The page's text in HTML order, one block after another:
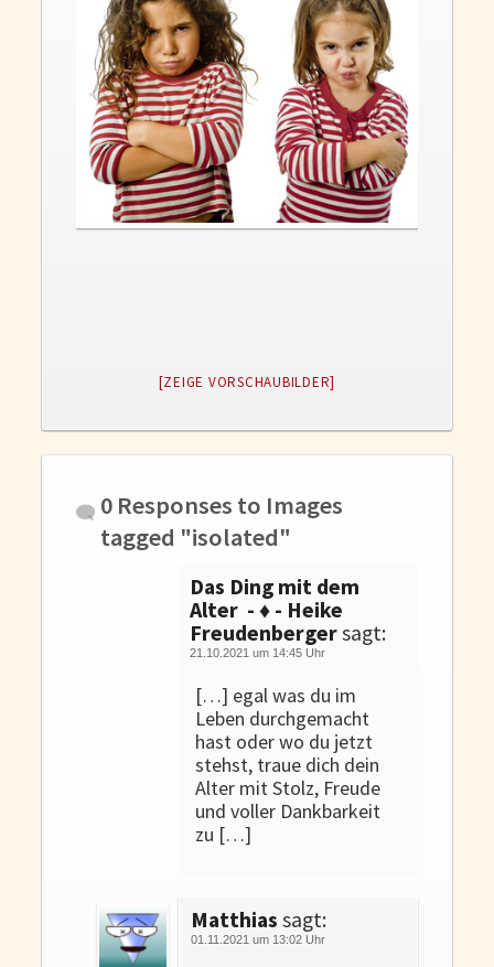
Gedanken und Gefühle
WunschLos Glücklichsein – und das ausgerechnet zu Weihnachten?
Bücher
Bücher
Momoko
Die zwei Leben des Herrn Richie
[ZEIGE VORSCHAUBILDER]
0 Responses to Images
tagged "isolated"
Das Ding mit dem
Alter - ♦ - Heike
Freudenbergersagt:
21.10.2021 um 14:45 Uhr
[…] egal was du im
Leben durchgemacht
hast oder wo du jetzt
stehst, traue dich dein
Alter mit Stolz, Freude
und voller Dankbarkeit
zu […]
Matthias sagt:
01.11.2021 um 13:02 Uhr